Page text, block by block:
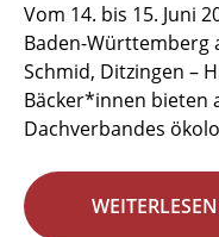
Vom 14. bis 15. Juni
Baden-Württemberg
Schmid, Ditzingen –
Bäcker*innen bieten
Dachverbandes
WEITERLESEN